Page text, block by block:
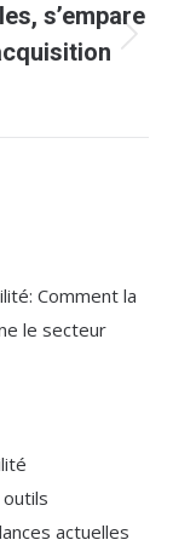
s’empare
Comment la
le secteur
actuelles